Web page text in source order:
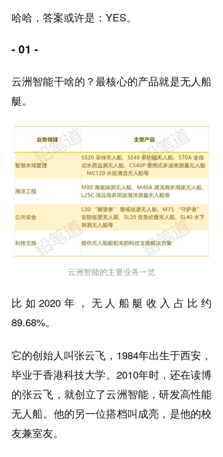
哈哈，答案或许是：YES。
- 01 -
云洲智能干啥的？最核心的产品就是无人船
艇。
云洲智能的主要业务一览
比如2020年，无人船艇收入占比约
89.68%。
它的创始人叫张云飞，1984年出生于西安，
毕业于香港科技大学。2010年时，还在读博
的张云飞，就创立了云洲智能，研发高性能
无人船。他的另一位搭档叫成亮，是他的校
友兼室友。